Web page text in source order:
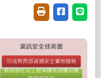
友善列印(開新視
分享至臉書
分享